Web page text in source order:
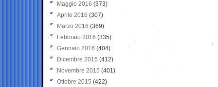
Maggio 2016 (373)
Aprile 2016 (307)
Marzo 2016 (369)
Febbraio 2016 (335)
Gennaio 2016 (404)
Dicembre 2015 (412)
Novembre 2015 (401)
Ottobre 2015 (422)